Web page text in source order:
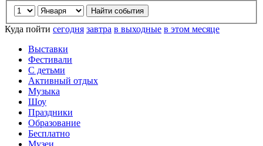
Куда пойти сегодня завтра в выходные в этом месяце
Выставки
Фестивали
С детьми
Активный отдых
Музыка
Шоу
Праздники
Образование
Бесплатно
Музеи